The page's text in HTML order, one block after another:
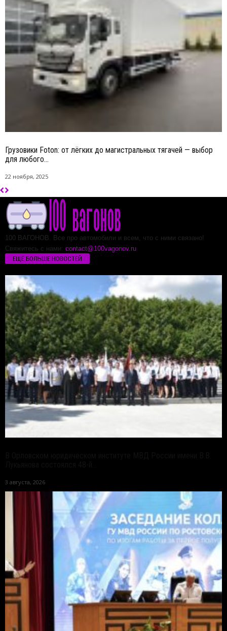
Грузовики Foton: от лёгких до магистральных тягачей — выбор
для любого...
22 ноября, 2025
100 ВАГОНОВ. Все про автомобили и всем, что с ними связано!
Свяжитесь с нами: contact@100vagonov.ru
ЕЩЁ БОЛЬШЕ НОВОСТЕЙ
3 августа, 2026